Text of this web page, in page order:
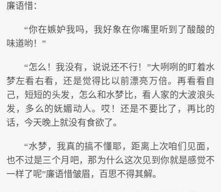
廉语惜：
“你在嫉妒我吗，我好象在你嘴里听到了酸酸的
味道哟！”
“怎么！我没有，说说还不行！”大咧咧的盯着水
梦左看右看，还是觉得比以前漂亮万倍。再看看自
己，短短的头发，怎么和水梦比，看人家的大波浪头
发，多么的妩媚动人。哎！还是不要比了，再比的
话，今天晚上就没有食欲了。
“水梦，我真的搞不懂耶，距离上次咱们见面，
也不过是三个月吧，那为什么这次见到你就是感觉不
一样了呢”廉语惜皱眉，百思不得其解。